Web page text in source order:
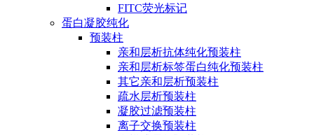
FITC荧光标记
蛋白凝胶纯化
预装柱
亲和层析抗体纯化预装柱
亲和层析标签蛋白纯化预装柱
其它亲和层析预装柱
疏水层析预装柱
凝胶过滤预装柱
离子交换预装柱